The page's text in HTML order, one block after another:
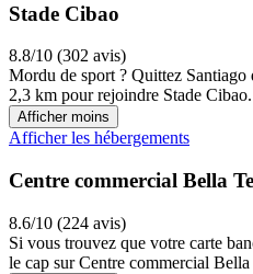
Stade Cibao
8.8/10 (302 avis)
Mordu de sport ? Quittez Santiago
2,3 km pour rejoindre Stade Cibao.
Afficher moins
Afficher les hébergements
Centre commercial Bella
8.6/10 (224 avis)
Si vous trouvez que votre carte
le cap sur Centre commercial